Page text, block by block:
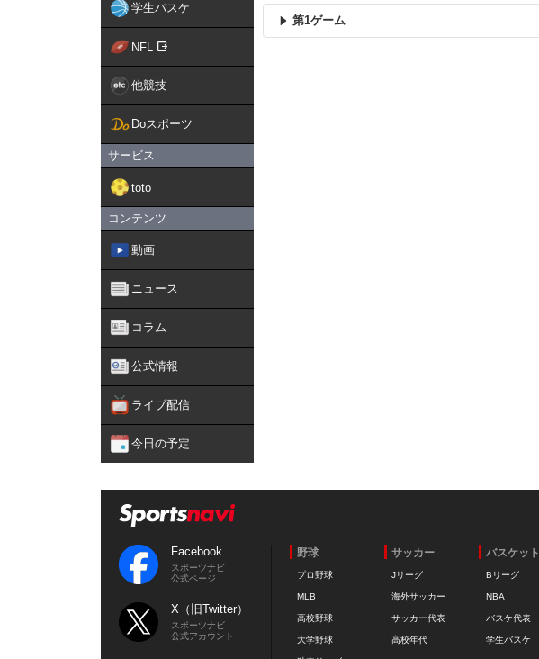
学生バスケ
NFL
他競技
Doスポーツ
サービス
toto
コンテンツ
動画
ニュース
コラム
公式情報
ライブ配信
今日の予定
第1ゲーム
Facebook
スポーツナビ
公式ページ
X（旧Twitter）
スポーツナビ
公式アカウント
野球
プロ野球
MLB
高校野球
大学野球
サッカー
Jリーグ
海外サッカー
サッカー代表
高校年代
バスケット
Bリーグ
NBA
バスケ代表
学生バスケ